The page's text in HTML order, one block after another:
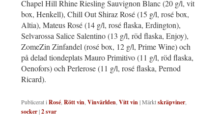
Chapel Hill Rhine Riesling Sauvignon Blanc (20 g/l, vit
box, Henkell), Chill Out Shiraz Rosé (15 g/l, rosé box,
Altia), Mateus Rosé (14 g/l, rosé flaska, Erdington),
Selvarossa Salice Salentino (13 g/l, röd flaska, Enjoy),
ZomeZin Zinfandel (rosé box, 12 g/l, Prime Wine) och
på delad tiondeplats Mauro Primitivo (11 g/l, röd flaska,
Oenofors) och Perlerose (11 g/l, rosé flaska, Pernod
Ricard).
Publicerat iRosé,Rött vin,Vinvärlden,Vitt vin|Märktskräpviner,
socker|2svar